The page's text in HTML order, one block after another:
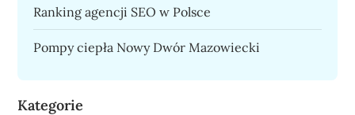
Ranking agencji SEO w Polsce
Pompy ciepła Nowy Dwór Mazowiecki
Kategorie